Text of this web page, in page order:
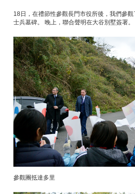
18日，在禮節性參觀長門市役所後，我們參
士兵墓碑。 晚上，聯合聲明在大谷別墅簽署。
參觀團抵達多里